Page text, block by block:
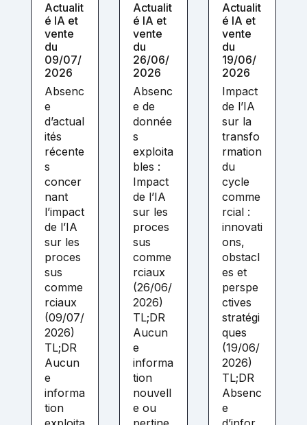
Actualit
é IA et
vente
du
09/07/
2026
Absenc
e
d’actual
ités
récente
s
concer
nant
l’impact
de l’IA
sur les
proces
sus
comme
rciaux
(09/07/
2026)
TL;DR
Aucun
e
informa
tion
Actualit
é IA et
vente
du
26/06/
2026
Absenc
e de
donnée
s
exploita
bles :
Impact
de l’IA
sur les
proces
sus
comme
rciaux
(26/06/
2026)
TL;DR
Aucun
e
informa
tion
nouvell
e ou
Actualit
é IA et
vente
du
19/06/
2026
Impact
de l’IA
sur la
transfo
rmation
du
cycle
comme
rcial :
innovati
ons,
obstacl
es et
perspe
ctives
stratégi
ques
(19/06/
2026)
TL;DR
Absenc
e